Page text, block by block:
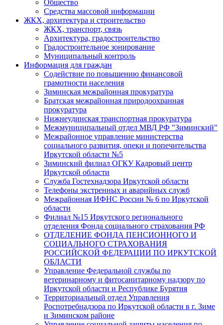
Общество
Средства массовой информации
ЖКХ, архитектура и строительство
ЖКХ, транспорт, связь
Архитектура, градостроительство
Градостроительное зонирование
Муниципальный контроль
Информация для граждан
Содействие по повышению финансовой
грамотности населения
Зиминская межрайонная прокуратура
Братская межрайонная природоохранная
прокуратура
Нижнеудинская транспортная прокуратура
Межмуниципальный отдел МВД РФ "Зиминский"
Межрайонное управление министерства
социального развития, опеки и попечительства
Иркутской области №5
Зиминский филиал ОГКУ Кадровый центр
Иркутской области
Служба Гостехнадзора Иркутской области
Телефоны экстренных и аварийных служб
Межрайонная ИФНС России № 6 по Иркутской
области
Филиал №15 Иркутского регионального
отделения Фонда социального страхования РФ
ОТДЕЛЕНИЕ ФОНДА ПЕНСИОННОГО И
СОЦИАЛЬНОГО СТРАХОВАНИЯ
РОССИЙСКОЙ ФЕДЕРАЦИИ ПО ИРКУТСКОЙ
ОБЛАСТИ
Управление Федеральной службы по
ветеринарному и фитосанитарному надзору по
Иркутской области и Республике Бурятия
Территориальный отдел Управления
Роспотребнадзора по Иркутской области в г. Зиме
и Зиминском районе